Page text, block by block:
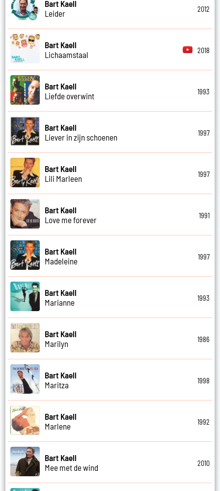
Bart Kaell
Leider
2012
Bart Kaell
Lichaamstaal
2018
Bart Kaell
Liefde overwint
1993
Bart Kaell
Liever in zijn schoenen
1997
Bart Kaell
Lili Marleen
1997
Bart Kaell
Love me forever
1991
Bart Kaell
Madeleine
1997
Bart Kaell
Marianne
1993
Bart Kaell
Marilyn
1986
Bart Kaell
Maritza
1998
Bart Kaell
Marlene
1992
Bart Kaell
Mee met de wind
2010